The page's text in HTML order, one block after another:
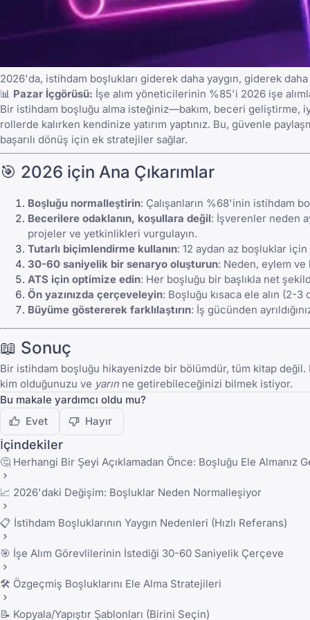
2026'da, istihdam boşlukları giderek daha yaygın, giderek
📊 Pazar İçgörüsü: İşe alım yöneticilerinin %85'i 2026 işe
Bir istihdam boşluğu alma isteğiniz—bakım, beceri geliştirme,
rollerde kalırken kendinize yatırım yaptınız. Bu, güvenle
başarılı dönüş için ek stratejiler sağlar.
🎯 2026 için Ana Çıkarımlar
Boşluğu normalleştirin: Çalışanların %68'inin istihdam
Becerilere odaklanın, koşullara değil: İşverenler neden
projeler ve yetkinlikleri vurgulayın.
Tutarlı biçimlendirme kullanın: 12 aydan az boşluklar
30-60 saniyelik bir senaryo oluşturun: Neden, eylem ve
ATS için optimize edin: Her boşluğu bir başlıkla net
Ön yazınızda çerçeveleyin: Boşluğu kısaca ele alın (2-3
Büyüme göstererek farklılaştırın: İş gücünden
📖 Sonuç
Bir istihdam boşluğu hikayenizde bir bölümdür, tüm kitap değil.
kim olduğunuzu ve yarın ne getirebileceğinizi bilmek istiyor.
Bu makale yardımcı oldu mu?
Evet
Hayır
İçindekiler
🤔 Herhangi Bir Şeyi Açıklamadan Önce: Boşluğu Ele Almanız
📈 2026'daki Değişim: Boşluklar Neden Normalleşiyor
📋 İstihdam Boşluklarının Yaygın Nedenleri (Hızlı Referans)
🎯 İşe Alım Görevlilerinin İstediği 30-60 Saniyelik Çerçeve
🛠️ Özgeçmiş Boşluklarını Ele Alma Stratejileri
📝 Kopyala/Yapıştır Şablonları (Birini Seçin)